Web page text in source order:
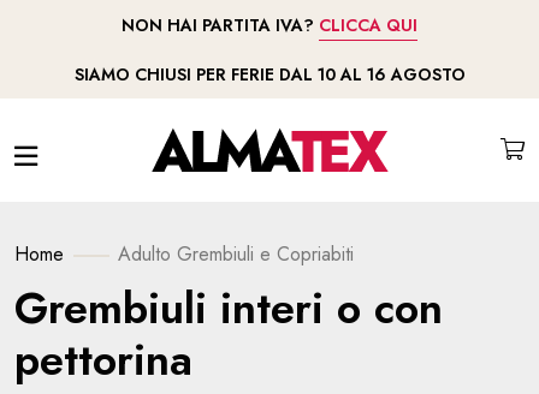
NON HAI PARTITA IVA? CLICCA QUI
SIAMO CHIUSI PER FERIE DAL 10 AL 16 AGOSTO
Home Adulto Grembiuli e Copriabiti
Grembiuli interi o con
pettorina